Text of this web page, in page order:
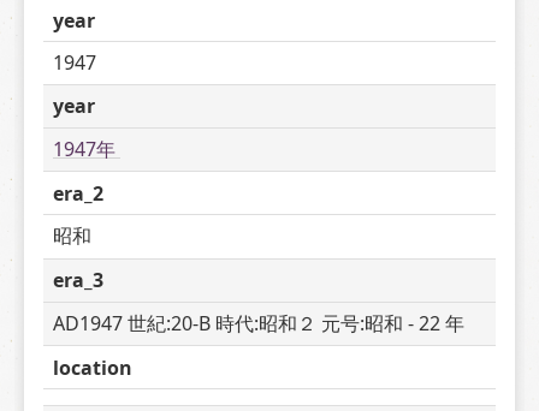
year
1947
year
1947年
era_2
昭和
era_3
AD1947 世紀:20-B 時代:昭和２ 元号:昭和 - 22 年
location